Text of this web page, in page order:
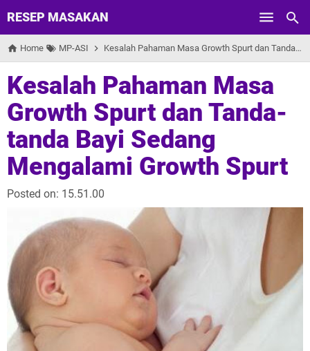
Skip to main content
RESEP MASAKAN
Home MP-ASI Kesalah Pahaman Masa Growth Spurt dan Tanda-tanda Bayi Sedang Mengalami Growth Spurt
Kesalah Pahaman Masa
Growth Spurt dan Tanda-
tanda Bayi Sedang
Mengalami Growth Spurt
Posted on: 15.51.00